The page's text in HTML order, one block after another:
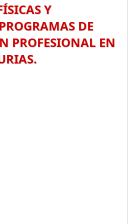
Y
DE
PROFESIONAL EN